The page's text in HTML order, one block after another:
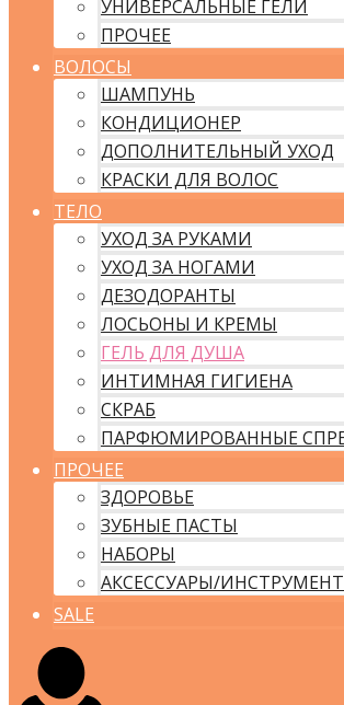
УНИВЕРСАЛЬНЫЕ ГЕЛИ
ПРОЧЕЕ
ВОЛОСЫ
ШАМПУНЬ
КОНДИЦИОНЕР
ДОПОЛНИТЕЛЬНЫЙ УХОД
КРАСКИ ДЛЯ ВОЛОС
ТЕЛО
УХОД ЗА РУКАМИ
УХОД ЗА НОГАМИ
ДЕЗОДОРАНТЫ
ЛОСЬОНЫ И КРЕМЫ
ГЕЛЬ ДЛЯ ДУША
ИНТИМНАЯ ГИГИЕНА
СКРАБ
ПАРФЮМИРОВАННЫЕ
ПРОЧЕЕ
ЗДОРОВЬЕ
ЗУБНЫЕ ПАСТЫ
НАБОРЫ
АКСЕССУАРЫ/
SALE